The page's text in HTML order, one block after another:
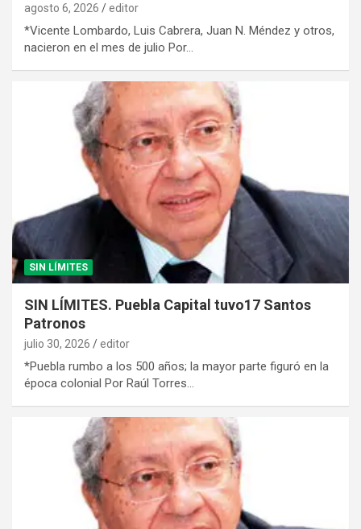
agosto 6, 2026 editor
*Vicente Lombardo, Luis Cabrera, Juan N. Méndez y otros,
nacieron en el mes de julio Por…
SIN LÍMITES
SIN LÍMITES. Puebla Capital tuvo17 Santos
Patronos
julio 30, 2026 editor
*Puebla rumbo a los 500 años; la mayor parte figuró en la
época colonial Por Raúl Torres…